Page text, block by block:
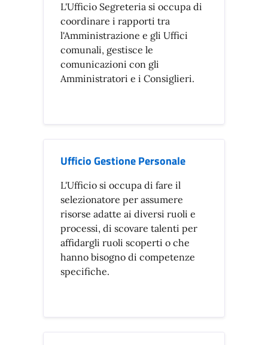
L'Ufficio Segreteria si occupa di
coordinare i rapporti tra
l'Amministrazione e gli Uffici
comunali, gestisce le
comunicazioni con gli
Amministratori e i Consiglieri.
Ufficio Gestione Personale
L'Ufficio si occupa di fare il
selezionatore per assumere
risorse adatte ai diversi ruoli e
processi, di scovare talenti per
affidargli ruoli scoperti o che
hanno bisogno di competenze
specifiche.